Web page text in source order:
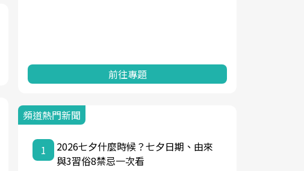
前往專題
頻道熱門新聞
1
2026七夕什麼時候？七夕日期、由來
與3習俗8禁忌一次看